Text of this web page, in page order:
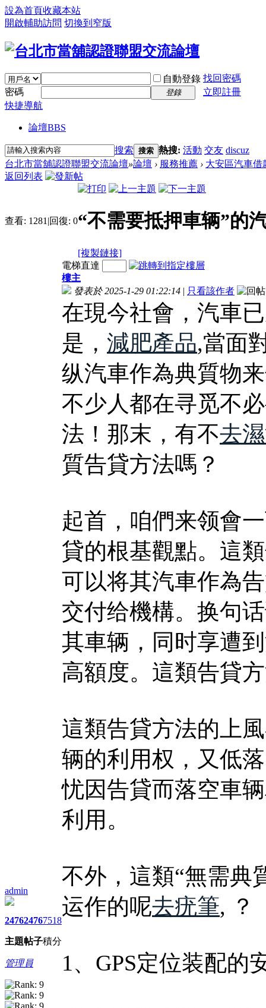
設為首頁收藏本站
開啟輔助訪問 切換到窄版
自動登錄 找回密碼
密碼
登錄
立即註冊
快捷導航
論壇BBS
搜索 搜索 熱搜: 活動 交友 discuz
台北市當舖認證聯盟交流論壇»論壇 › 服務推薦 › 大安區汽車借
返回列表
查看: 1281 |回復: 0“不需要抵押車辆”的
[複製鏈接]
admin
2476
主題
2476
帖子
7518
積分
管理員
電梯直達
樓主
發表於 2025-1-29 01:22:14 | 只看該作者
在現今社會，汽車
是， 減肥產品,當面
纵汽車作為典質物
不少人都在寻觅不
法！那末，有不去
質告貸方法嗎？
起首，咱們来领會
貸的根基觀點。這
可以将其汽車作為
交付给機構。换句
其車辆，同时享遭
高額度。這類告貸
這類告貸方法的上
辆的利用权，又低
忧因告貸而落空車
利用。
不外，這類“無需典
运作的呢去疣筆, ？
1、GPS定位装配的